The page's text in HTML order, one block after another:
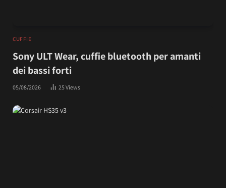
CUFFIE
Sony ULT Wear, cuffie bluetooth per amanti
dei bassi forti
05/08/2026 25Views